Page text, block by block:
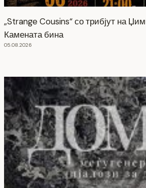
„Strange Cousins“ со трибјут на
Камената бина
05.08.2026